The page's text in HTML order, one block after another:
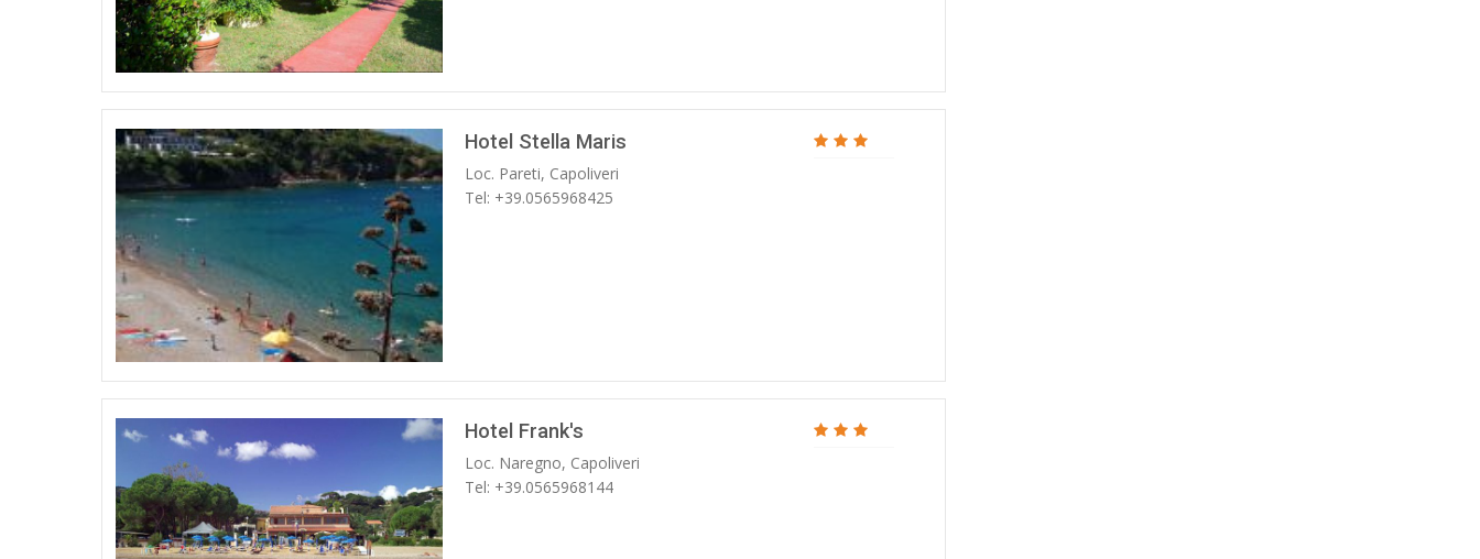
Hotel Stella Maris
Loc. Pareti, Capoliveri
Tel: +39.0565968425
Hotel Frank's
Loc. Naregno, Capoliveri
Tel: +39.0565968144